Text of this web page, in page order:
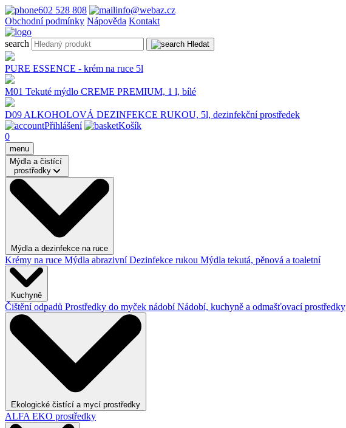
602 528 808
info@webaz.cz
Obchodní podmínky Nápověda Kontakt
search Hledat
PURE ESSENCE - krém na ruce 5l
M01 Tekuté mýdlo CREME PREMIUM, 1 l, bílé
D09 ALKOHOLOVÁ DEZINFEKCE RUKOU, 5l, dezinfekční prostředek
Přihlášení
Košík
0
menu
Mýdla a čistící
prostředky
Mýdla a dezinfekce na ruce
Krémy na ruce Mýdla abrazivníDezinfekce rukou Mýdla tekutá, pěnová a toaletní
Kuchyně
Čištění odpadů Prostředky do myček nádobíNádobí, kuchyně a odmašťovací prostředky
Ekologické čistící a mycí prostředky
ALFA EKO prostředky